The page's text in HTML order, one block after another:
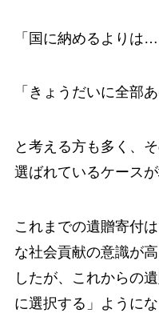
「国に納めるよりは…
「きょうだいに全部
と考える方も多く、
選ばれているケースが
これまでの遺贈寄付
な社会貢献の意識が
したが、これからの
に選択する」ように